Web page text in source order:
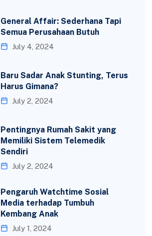
General Affair: Sederhana Tapi
Semua Perusahaan Butuh
July 4, 2024
Baru Sadar Anak Stunting, Terus
Harus Gimana?
July 2, 2024
Pentingnya Rumah Sakit yang
Memiliki Sistem Telemedik
Sendiri
July 2, 2024
Pengaruh Watchtime Sosial
Media terhadap Tumbuh
Kembang Anak
July 1, 2024